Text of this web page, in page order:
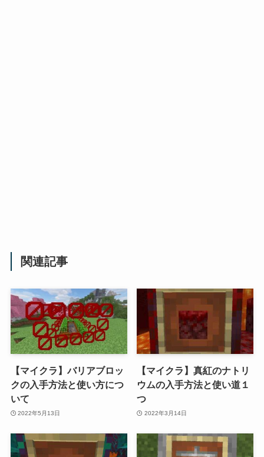
関連記事
【マイクラ】バリアブロッ
クの入手方法と使い方につ
いて
2022年5月13日
【マイクラ】真紅のナトリ
ウムの入手方法と使い道１
つ
2022年3月14日